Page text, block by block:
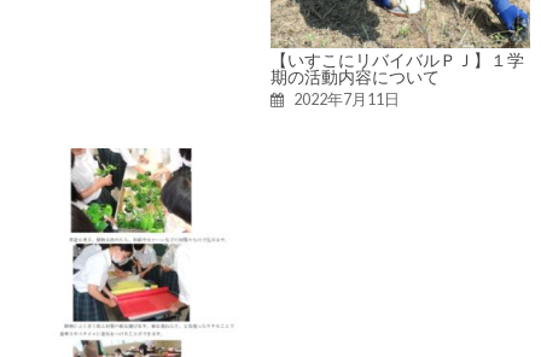
【いすこにリバイバルＰＪ】１学
期の活動内容について
2022年7月11日